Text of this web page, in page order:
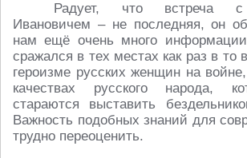
Радует, что встреча с
Ивановичем – не последняя, он
нам ещё очень много
сражался в тех местах как раз в то
героизме русских женщин на
качествах русского народа,
стараются выставить
Важность подобных знаний для
трудно переоценить.